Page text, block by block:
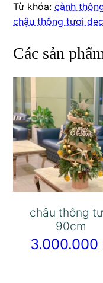
Từ khóa:cành
chậu thông tươi
Các sản
chậu thông
90cm
3.000.000